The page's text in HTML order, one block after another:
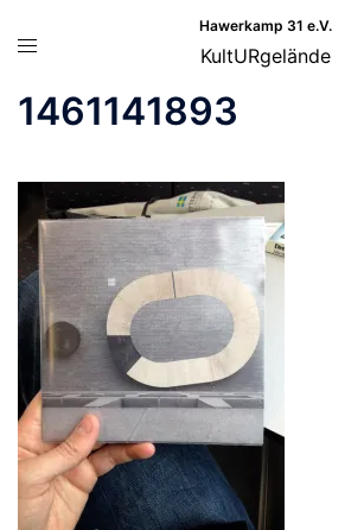
InhaltMenü
Hawerkamp 31 e.V.
KultURgelände
1461141893